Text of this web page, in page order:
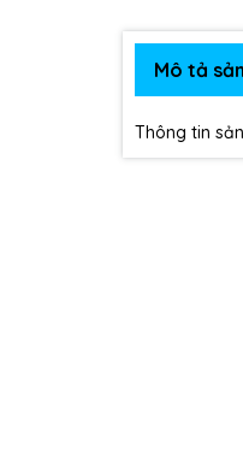
Mô tả
Thông tin